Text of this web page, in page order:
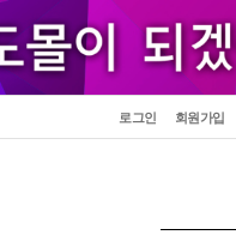
로그인 회원가입